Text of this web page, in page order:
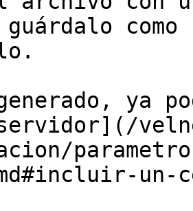
guárdalo
ya